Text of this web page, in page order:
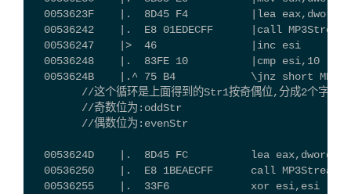
0053623F    |.  8D45 F4          |lea
00536242    |.  E8 01EDECFF      |call
00536247    |>  46               |inc esi
00536248    |.  83FE 10          |cmp esi,10
0053624B    |.^ 75 B4            \jnz short
//这个循环是上面得到的Str1按奇偶位,分成2个字符
//奇数位为:oddStr
//偶数位为:evenStr
0053624D    |.  8D45 FC          lea
00536250    |.  E8 1BEAECFF      call
00536255    |.  33F6             xor esi,esi